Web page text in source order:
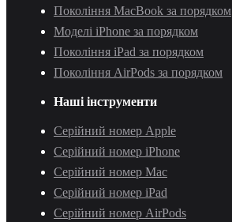
Покоління MacBook за порядком
Моделі iPhone за порядком
Покоління iPad за порядком
Покоління AirPods за порядком
Наші інструменти
Серійний номер Apple
Серійний номер iPhone
Серійний номер Mac
Серійний номер iPad
Серійний номер AirPods